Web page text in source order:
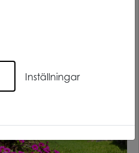
Inställningar